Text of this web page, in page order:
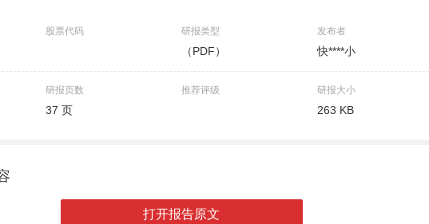
股票代码 研报类型
（PDF）
发布者
快****小
研报页数
37 页
推荐评级 研报大小
263 KB
打开报告原文